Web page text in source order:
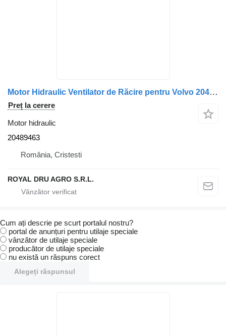
Motor Hidraulic Ventilator de Răcire pentru Volvo 20489463 pentru camion
Preț la cerere
Motor hidraulic
20489463
România, Cristesti
ROYAL DRU AGRO S.R.L.
Cum ați descrie pe scurt portalul nostru?
portal de anunțuri pentru utilaje speciale
vânzător de utilaje speciale
producător de utilaje speciale
nu există un răspuns corect
Alegeți răspunsul